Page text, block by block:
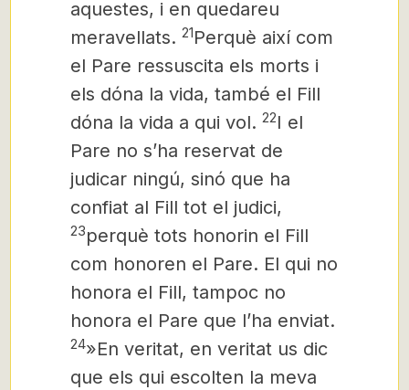
aquestes, i en quedareu
meravellats. 21Perquè així com
el Pare ressuscita els morts i
els dóna la vida, també el Fill
dóna la vida a qui vol. 22I el
Pare no s’ha reservat de
judicar ningú, sinó que ha
confiat al Fill tot el judici,
23perquè tots honorin el Fill
com honoren el Pare. El qui no
honora el Fill, tampoc no
honora el Pare que l’ha enviat.
24»En veritat, en veritat us dic
que els qui escolten la meva